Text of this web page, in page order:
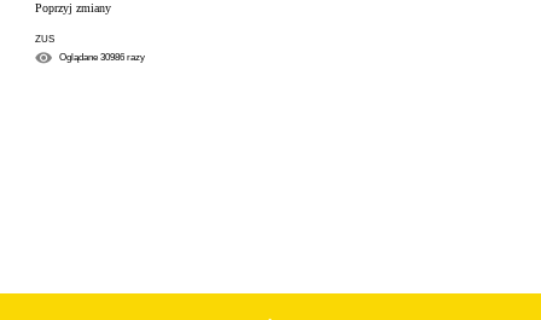
Poprzyj zmiany
ZUS
Oglądane30986 razy